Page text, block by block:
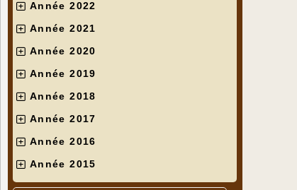
Année 2022
Année 2021
Année 2020
Année 2019
Année 2018
Année 2017
Année 2016
Année 2015